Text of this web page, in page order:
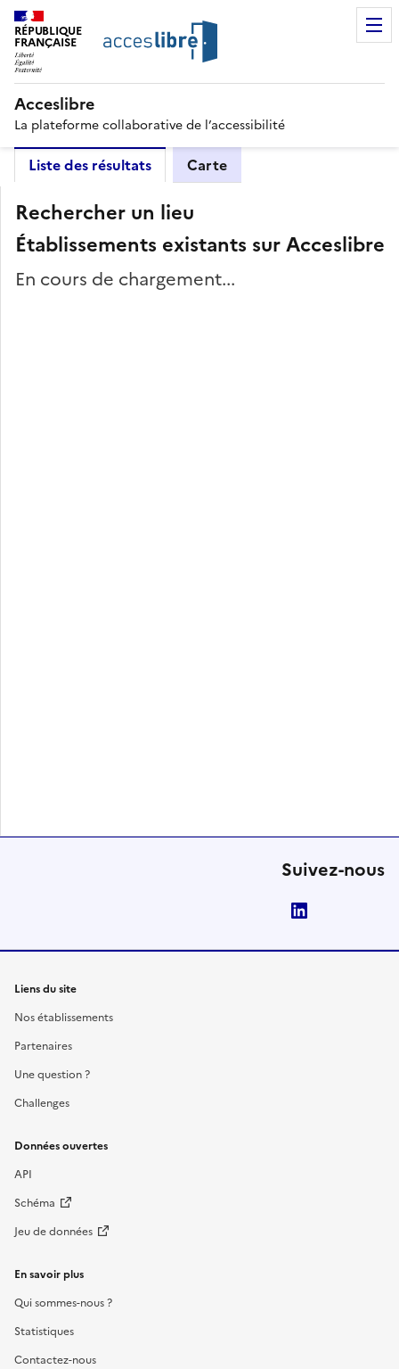
RÉPUBLIQUE
FRANÇAISE
Acceslibre
La plateforme collaborative de l’accessibilité
Liste des résultats Carte
Rechercher un lieu
Établissements existants sur Acceslibre
En cours de chargement...
Suivez-nous
Liens du site
Nos établissements
Partenaires
Une question ?
Challenges
Données ouvertes
API
Schéma
Jeu de données
En savoir plus
Qui sommes-nous ?
Statistiques
Contactez-nous